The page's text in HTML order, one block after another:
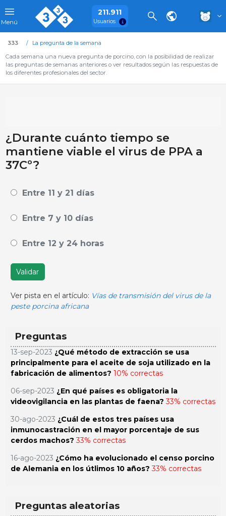
Menú
211.911
Usuarios
333
La pregunta de la semana
Cada semana una nueva pregunta de porcino, con la posibilidad de realizar
las preguntas de semanas anteriores o ver resultados según las respuestas de
los diferentes profesionales del sector.
¿Durante cuánto tiempo se
mantiene viable el virus de PPA a
37Cº?
Entre 11 y 21 días
Entre 7 y 10 días
Entre 12 y 24 horas
Validar
Ver pista en el artículo: Vías de transmisión del virus de la
peste porcina africana
Preguntas
13-sep-2023 ¿Qué método de extracción se usa
principalmente para el aceite de soja utilizado en la
fabricación de alimentos? 10% correctas
06-sep-2023 ¿En qué países es obligatoria la
videovigilancia en las plantas de faena? 33% correctas
30-ago-2023 ¿Cuál de estos tres países usa
inmunocastración en el mayor porcentaje de sus
cerdos machos? 33% correctas
16-ago-2023 ¿Cómo ha evolucionado el censo porcino
de Alemania en los útlimos 10 años? 33% correctas
Preguntas aleatorias